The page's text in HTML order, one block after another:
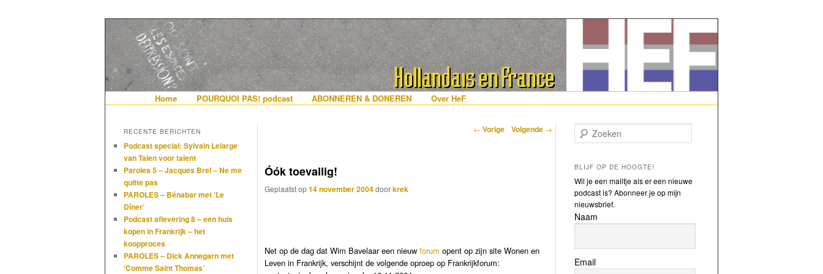
Hollandais en France
De gezelligste website voor Nederlanders die iets met Frankrijk hebben
Spring naar de primaire inhoud
Spring naar de secundaire inhoud
Home POURQUOI PAS! podcast ABONNEREN & DONEREN Over HeF
Berichtnavigatie
← Vorige Volgende →
Óók toevallig!
Geplaatst op14 november 2004doorkrek
Net op de dag dat Wim Bavelaar een nieuwforum opent op zijn site Wonen en
Leven in Frankrijk, verschijnt de volgende oproep op Frankrijkforum:
RECENTE BERICHTEN
Podcast special: Sylvain Lelarge
van Talen voor talent
Paroles 5 – Jacques Brel – Ne me
quitte pas
PAROLES – Bénabar met ‘Le
Dîner’
Podcast aflevering 8 – een huis
kopen in Frankrijk – het
koopproces
PAROLES – Dick Annegarn met
‘Comme Saint Thomas’
Zoeken
BLIJF OP DE HOOGTE!
Wil je een mailtje als er een nieuwe
podcast is? Abonneer je op mijn
nieuwsbrief.
Naam
Email